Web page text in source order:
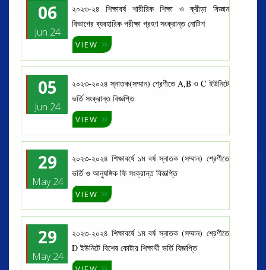
06
Jun 24
২০২৩-২৪ শিক্ষাবর্ষ শারীরিক শিক্ষা ও ক্রীড়া বিজ্ঞান
বিভাগের ব্যবহারিক পরীক্ষা গ্রহণ সংক্রান্ত নোটিশ
VIEW
05
Jun 24
২০২৩-২০২৪ স্নাতক(সম্মান) শ্রেণীতে A,B ও C ইউনিটে
ভর্তি সংক্রান্ত বিজ্ঞপ্তি
VIEW
29
May 24
২০২৩-২০২৪ শিক্ষাবর্ষে ১ম বর্ষ স্নাতক (সম্মান) শ্রেণীতে
ভর্তি ও আনুষঙ্গিক ফি সংক্রান্ত বিজ্ঞপ্তি
VIEW
29
May 24
২০২৩-২০২৪ শিক্ষাবর্ষে ১ম বর্ষ স্নাতক (সম্মান) শ্রেণীতে
D ইউনিটে বিশেষ কোটার শিক্ষার্থী ভর্তি বিজ্ঞপ্তি